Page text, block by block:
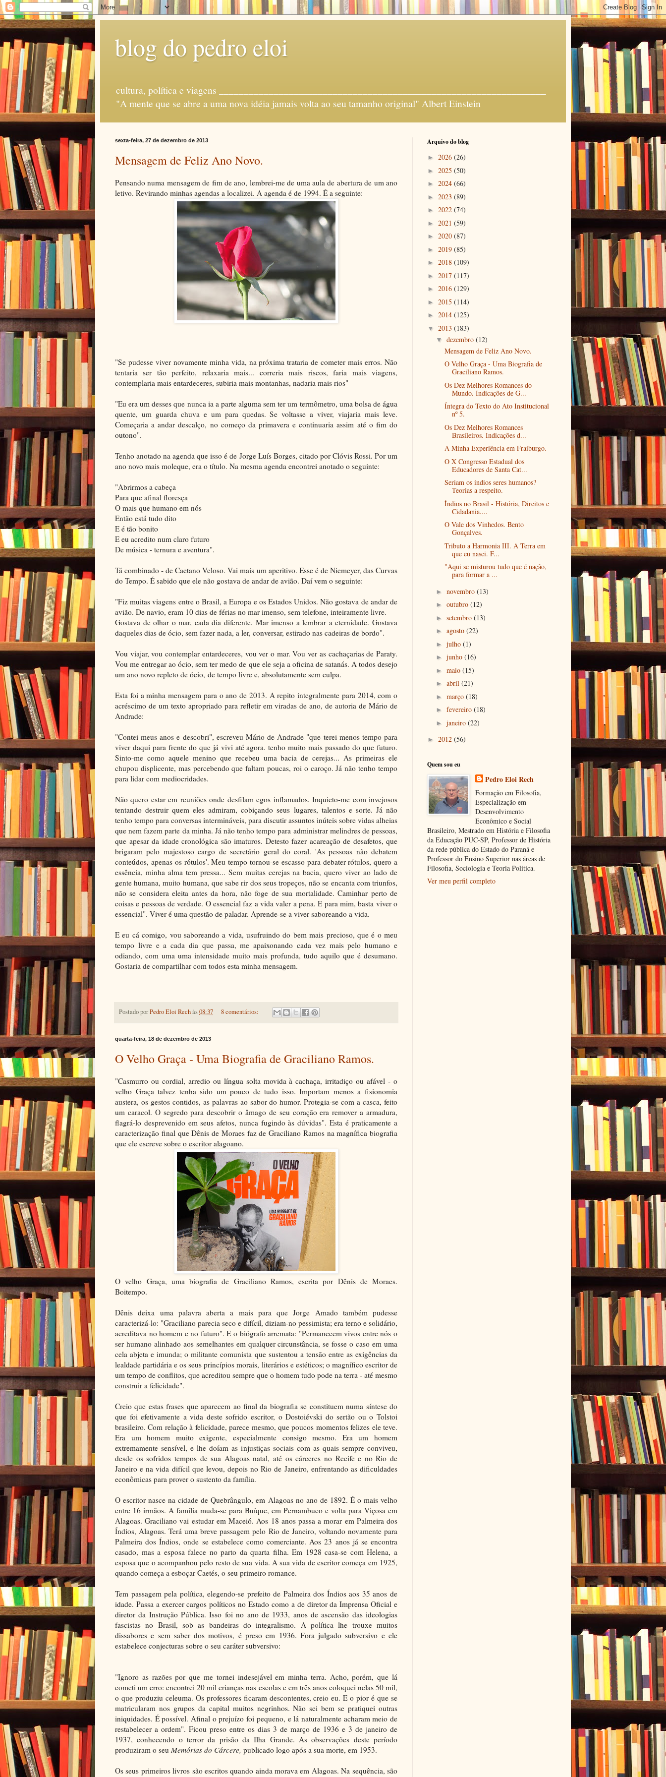
blog do pedro eloi
cultura, política e viagens __________________________________________________________________
"A mente que se abre a uma nova idéia jamais volta ao seu tamanho original" Albert Einstein
sexta-feira, 27 de dezembro de 2013
Mensagem de Feliz Ano Novo.
Pensando numa mensagem de fim de ano, lembrei-me de uma aula de abertura de um ano
letivo. Revirando minhas agendas a localizei. A agenda é de 1994. É a seguinte:
"Se pudesse viver novamente minha vida, na próxima trataria de cometer mais erros. Não
tentaria ser tão perfeito, relaxaria mais... correria mais riscos, faria mais viagens,
contemplaria mais entardeceres, subiria mais montanhas, nadaria mais rios"
"Eu era um desses que nunca ia a parte alguma sem ter um termômetro, uma bolsa de água
quente, um guarda chuva e um para quedas. Se voltasse a viver, viajaria mais leve.
Começaria a andar descalço, no começo da primavera e continuaria assim até o fim do
outono".
Tenho anotado na agenda que isso é de Jorge Luís Borges, citado por Clóvis Rossi. Por um
ano novo mais moleque, era o título. Na mesma agenda encontrei anotado o seguinte:
"Abrirmos a cabeça
Para que afinal floresça
O mais que humano em nós
Então está tudo dito
E é tão bonito
E eu acredito num claro futuro
De música - ternura e aventura".
Tá combinado - de Caetano Veloso. Vai mais um aperitivo. Esse é de Niemeyer, das Curvas
do Tempo. É sabido que ele não gostava de andar de avião. Daí vem o seguinte:
"Fiz muitas viagens entre o Brasil, a Europa e os Estados Unidos. Não gostava de andar de
avião. De navio, eram 10 dias de férias no mar imenso, sem telefone, inteiramente livre.
Gostava de olhar o mar, cada dia diferente. Mar imenso a lembrar a eternidade. Gostava
daqueles dias de ócio, sem fazer nada, a ler, conversar, estirado nas cadeiras de bordo".
Vou viajar, vou contemplar entardeceres, vou ver o mar. Vou ver as cachaçarias de Paraty.
Vou me entregar ao ócio, sem ter medo de que ele seja a oficina de satanás. A todos desejo
um ano novo repleto de ócio, de tempo livre e, absolutamente sem culpa.
Esta foi a minha mensagem para o ano de 2013. A repito integralmente para 2014, com o
acréscimo de um texto apropriado para refletir em viradas de ano, de autoria de Mário de
Andrade:
"Contei meus anos e descobri", escreveu Mário de Andrade "que terei menos tempo para
viver daqui para frente do que já vivi até agora. tenho muito mais passado do que futuro.
Sinto-me como aquele menino que recebeu uma bacia de cerejas... As primeiras ele
chupou displicente, mas percebendo que faltam poucas, roi o caroço. Já não tenho tempo
para lidar com mediocridades.
Não quero estar em reuniões onde desfilam egos inflamados. Inquieto-me com invejosos
tentando destruir quem eles admiram, cobiçando seus lugares, talentos e sorte. Já não
tenho tempo para conversas intermináveis, para discutir assuntos inúteis sobre vidas alheias
que nem fazem parte da minha. Já não tenho tempo para administrar melindres de pessoas,
que apesar da idade cronológica são imaturos. Detesto fazer acareação de desafetos, que
brigaram pelo majestoso cargo de secretário geral do coral. 'As pessoas não debatem
conteúdos, apenas os rótulos'. Meu tempo tornou-se escasso para debater rótulos, quero a
essência, minha alma tem pressa... Sem muitas cerejas na bacia, quero viver ao lado de
gente humana, muito humana, que sabe rir dos seus tropeços, não se encanta com triunfos,
não se considera eleita antes da hora, não foge de sua mortalidade. Caminhar perto de
coisas e pessoas de verdade. O essencial faz a vida valer a pena. E para mim, basta viver o
essencial". Viver é uma questão de paladar. Aprende-se a viver saboreando a vida.
E eu cá comigo, vou saboreando a vida, usufruindo do bem mais precioso, que é o meu
tempo livre e a cada dia que passa, me apaixonando cada vez mais pelo humano e
odiando, com uma uma intensidade muito mais profunda, tudo aquilo que é desumano.
Gostaria de compartilhar com todos esta minha mensagem.
Postado porPedro Eloi Rechàs08:37 8 comentários:
quarta-feira, 18 de dezembro de 2013
O Velho Graça - Uma Biografia de Graciliano Ramos.
"Casmurro ou cordial, arredio ou língua solta movida à cachaça, irritadiço ou afável - o
velho Graça talvez tenha sido um pouco de tudo isso. Importam menos a fisionomia
austera, os gestos contidos, as palavras ao sabor do humor. Protegia-se com a casca, feito
um caracol. O segredo para descobrir o âmago de seu coração era remover a armadura,
flagrá-lo desprevenido em seus afetos, nunca fugindo às dúvidas". Esta é praticamente a
caracterização final que Dênis de Moraes faz de Graciliano Ramos na magnífica biografia
que ele escreve sobre o escritor alagoano.
O velho Graça, uma biografia de Graciliano Ramos, escrita por Dênis de Moraes.
Boitempo.
Dênis deixa uma palavra aberta a mais para que Jorge Amado também pudesse
caracterizá-lo: "Graciliano parecia seco e difícil, diziam-no pessimista; era terno e solidário,
acreditava no homem e no futuro". E o biógrafo arremata: "Permanecem vivos entre nós o
ser humano alinhado aos semelhantes em qualquer circunstância, se fosse o caso em uma
cela abjeta e imunda; o militante comunista que sustentou a tensão entre as exigências da
lealdade partidária e os seus princípios morais, literários e estéticos; o magnífico escritor de
um tempo de conflitos, que acreditou sempre que o homem tudo pode na terra - até mesmo
construir a felicidade".
Creio que estas frases que aparecem ao final da biografia se constituem numa síntese do
que foi efetivamente a vida deste sofrido escritor, o Dostoiévski do sertão ou o Tolstoi
brasileiro. Com relação à felicidade, parece mesmo, que poucos momentos felizes ele teve.
Era um homem muito exigente, especialmente consigo mesmo. Era um homem
extremamente sensível, e lhe doíam as injustiças sociais com as quais sempre conviveu,
desde os sofridos tempos de sua Alagoas natal, até os cárceres no Recife e no Rio de
Janeiro e na vida difícil que levou, depois no Rio de Janeiro, enfrentando as dificuldades
econômicas para prover o sustento da família.
O escritor nasce na cidade de Quebrângulo, em Alagoas no ano de 1892. É o mais velho
entre 16 irmãos. A família muda-se para Buíque, em Pernambuco e volta para Viçosa em
Alagoas. Graciliano vai estudar em Maceió. Aos 18 anos passa a morar em Palmeira dos
Índios, Alagoas. Terá uma breve passagem pelo Rio de Janeiro, voltando novamente para
Palmeira dos Índios, onde se estabelece como comerciante. Aos 23 anos já se encontra
casado, mas a esposa falece no parto da quarta filha. Em 1928 casa-se com Helena, a
esposa que o acompanhou pelo resto de sua vida. A sua vida de escritor começa em 1925,
quando começa a esboçar Caetés, o seu primeiro romance.
Tem passagem pela política, elegendo-se prefeito de Palmeira dos Índios aos 35 anos de
idade. Passa a exercer cargos políticos no Estado como a de diretor da Imprensa Oficial e
diretor da Instrução Pública. Isso foi no ano de 1933, anos de ascensão das ideologias
fascistas no Brasil, sob as bandeiras do integralismo. A política lhe trouxe muitos
dissabores e sem saber dos motivos, é preso em 1936. Fora julgado subversivo e ele
estabelece conjecturas sobre o seu caráter subversivo:
"Ignoro as razões por que me tornei indesejável em minha terra. Acho, porém, que lá
cometi um erro: encontrei 20 mil crianças nas escolas e em três anos coloquei nelas 50 mil,
o que produziu celeuma. Os professores ficaram descontentes, creio eu. E o pior é que se
matricularam nos grupos da capital muitos negrinhos. Não sei bem se pratiquei outras
iniquidades. É possível. Afinal o prejuízo foi pequeno, e lá naturalmente acharam meio de
restabelecer a ordem". Ficou preso entre os dias 3 de março de 1936 e 3 de janeiro de
1937, conhecendo o terror da prisão da Ilha Grande. As observações deste período
produziram o seu Memórias do Cárcere, publicado logo após a sua morte, em 1953.
Os seus primeiros livros são escritos quando ainda morava em Alagoas. Na sequência, são
Arquivo do blog
► 2026 (26)
► 2025 (50)
► 2024 (66)
► 2023 (89)
► 2022 (74)
► 2021 (59)
► 2020 (87)
► 2019 (85)
► 2018 (109)
► 2017 (117)
► 2016 (129)
► 2015 (114)
► 2014 (125)
▼ 2013 (183)
▼ dezembro (12)
Mensagem de Feliz Ano Novo.
O Velho Graça - Uma Biografia de
Graciliano Ramos.
Os Dez Melhores Romances do
Mundo. Indicações de G...
Íntegra do Texto do Ato Institucional
nº 5.
Os Dez Melhores Romances
Brasileiros. Indicações d...
A Minha Experiência em Fraiburgo.
O X Congresso Estadual dos
Educadores de Santa Cat...
Seriam os índios seres humanos?
Teorias a respeito.
Índios no Brasil - História, Direitos e
Cidadania....
O Vale dos Vinhedos. Bento
Gonçalves.
Tributo a Harmonia III. A Terra em
que eu nasci. F...
"Aqui se misturou tudo que é nação,
para formar a ...
► novembro (13)
► outubro (12)
► setembro (13)
► agosto (22)
► julho (1)
► junho (16)
► maio (15)
► abril (21)
► março (18)
► fevereiro (18)
► janeiro (22)
► 2012 (56)
Quem sou eu
Pedro Eloi Rech
Formação em Filosofia,
Especialização em
Desenvolvimento
Econômico e Social
Brasileiro, Mestrado em História e Filosofia
da Educação PUC-SP, Professor de História
da rede pública do Estado do Paraná e
Professor do Ensino Superior nas áreas de
Filosofia, Sociologia e Teoria Política.
Ver meu perfil completo